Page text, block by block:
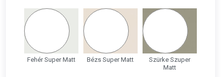
Fehér Super Matt Bézs Super Matt
Szürke Szuper
Matt